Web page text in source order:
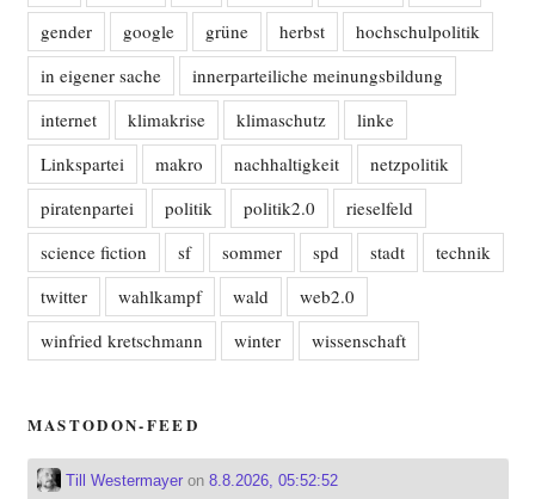
gender
google grüne herbst
hochschulpolitik
in eigener sache
innerparteiliche meinungsbildung
internet
klimakrise klimaschutz
linke
Linkspartei
makro nachhaltigkeit
netzpolitik
piratenpartei
politik politik2.0
rieselfeld
science fiction
sf sommer spd stadt
technik
twitter
wahlkampf wald
web2.0
winfried kretschmann
winter wissenschaft
MASTODON-FEED
Till Westermayeron 8.8.2026, 05:52:52